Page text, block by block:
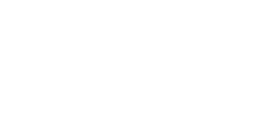
求，支撑业务增长。